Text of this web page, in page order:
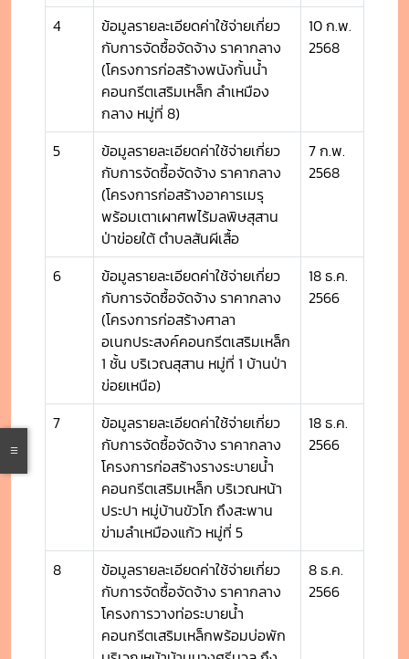
4
ข้อมูลรายละเอียดค่าใช้จ่ายเกี่ยว
กับการจัดซื้อจัดจ้าง ราคากลาง
(โครงการก่อสร้างพนังกั้นน้ำ
คอนกรีตเสริมเหล็ก ลำเหมือง
กลาง หมู่ที่ 8)
10 ก.พ.
2568
5
ข้อมูลรายละเอียดค่าใช้จ่ายเกี่ยว
กับการจัดซื้อจัดจ้าง ราคากลาง
(โครงการก่อสร้างอาคารเมรุ
พร้อมเตาเผาศพไร้มลพิษสุสาน
ป่าข่อยใต้ ตำบลสันผีเสื้อ
7 ก.พ.
2568
6
ข้อมูลรายละเอียดค่าใช้จ่ายเกี่ยว
กับการจัดซื้อจัดจ้าง ราคากลาง
(โครงการก่อสร้างศาลา
อเนกประสงค์คอนกรีตเสริมเหล็ก
1 ชั้น บริเวณสุสาน หมู่ที่ 1 บ้านป่า
ข่อยเหนือ)
18 ธ.ค.
2566
7
ข้อมูลรายละเอียดค่าใช้จ่ายเกี่ยว
กับการจัดซื้อจัดจ้าง ราคากลาง
โครงการก่อสร้างรางระบายน้ำ
คอนกรีตเสริมเหล็ก บริเวณหน้า
ประปา หมู่บ้านขัวโก ถึงสะพาน
ข่ามลำเหมืองแก้ว หมู่ที่ 5
18 ธ.ค.
2566
8
ข้อมูลรายละเอียดค่าใช้จ่ายเกี่ยว
กับการจัดซื้อจัดจ้าง ราคากลาง
โครงการวางท่อระบายน้ำ
คอนกรีตเสริมเหล็กพร้อมบ่อพัก
8 ธ.ค.
2566